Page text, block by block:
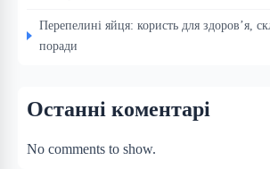
Перепелині яйця: користь для здоров’я,
поради
Останні коментарі
No comments to show.